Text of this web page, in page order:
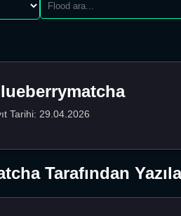
Tarihi: 29.04.2026
Tarafından